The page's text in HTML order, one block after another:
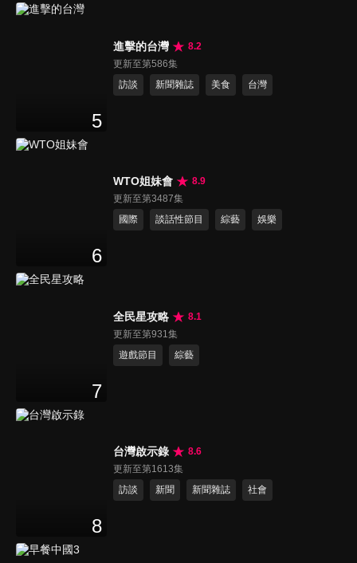
5
進擊的台灣
8.2
更新至第586集
訪談
新聞雜誌 美食 台灣
6
WTO姐妹會
8.9
更新至第3487集
國際
談話性節目 綜藝 娛樂
7
全民星攻略
8.1
更新至第931集
遊戲節目
綜藝
8
台灣啟示錄
8.6
更新至第1613集
訪談
新聞 新聞雜誌 社會